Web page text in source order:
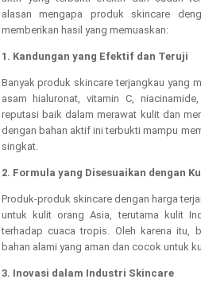
alasan mengapa produk skincare
memberikan hasil yang memuaskan:
1. Kandungan yang Efektif dan Teruji
Banyak produk skincare terjangkau yang
asam hialuronat, vitamin C,
reputasi baik dalam merawat kulit dan
dengan bahan aktif ini terbukti mampu
singkat.
2. Formula yang Disesuaikan dengan
Produk-produk skincare dengan harga
untuk kulit orang Asia, terutama kulit
terhadap cuaca tropis. Oleh karena itu,
bahan alami yang aman dan cocok untuk
3. Inovasi dalam Industri Skincare